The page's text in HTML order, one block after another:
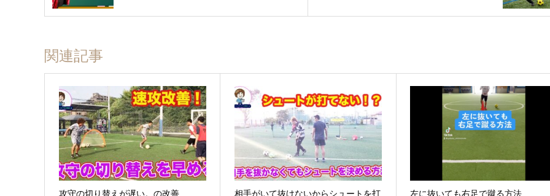
関連記事
攻守の切り替えが遅い。の改善 相手がいて抜けないからシュートを打 左に抜いても右足で蹴る方法